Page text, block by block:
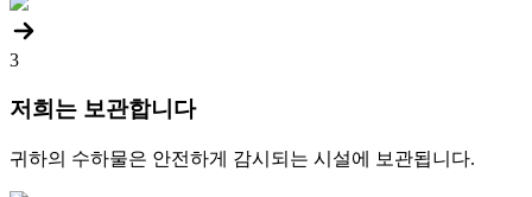
3
저희는 보관합니다
귀하의 수하물은 안전하게 감시되는 시설에 보관됩니다.